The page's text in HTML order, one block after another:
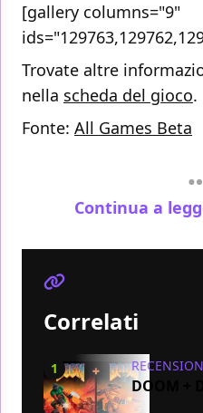
[gallery columns="9"
Trovate altre
nella scheda del gioco.
Fonte: All Games Beta
Continua a
Correlati
1
DOOM +